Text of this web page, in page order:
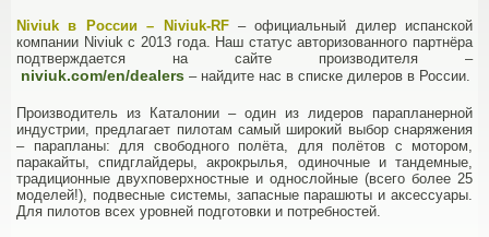
Niviuk в России – Niviuk-RF– официальный дилер испанской
компании Niviuk с 2013 года. Наш статус авторизованного партнёра
подтверждается на сайте производителя –
niviuk.com/en/dealers – найдите нас в списке дилеров в России.
Производитель из Каталонии – один из лидеров парапланерной
индустрии, предлагает пилотам самый широкий выбор снаряжения
– парапланы: для свободного полёта, для полётов с мотором,
паракайты, спидглайдеры, акрокрылья, одиночные и тандемные,
традиционные двухповерхностные и однослойные (всего более 25
моделей!), подвесные системы, запасные парашюты и аксессуары.
Для пилотов всех уровней подготовки и потребностей.